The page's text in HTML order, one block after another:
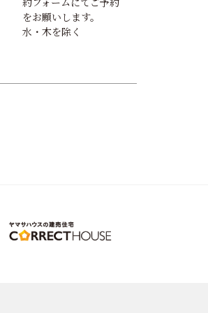
をお願いします。
水・木を除く